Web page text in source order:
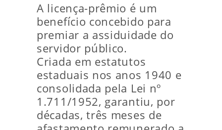
A licença-prêmio é um
benefício concebido para
premiar a assiduidade do
servidor público.
Criada em estatutos
estaduais nos anos 1940 e
consolidada pela Lei nº
1.711/1952, garantiu, por
décadas, três meses de